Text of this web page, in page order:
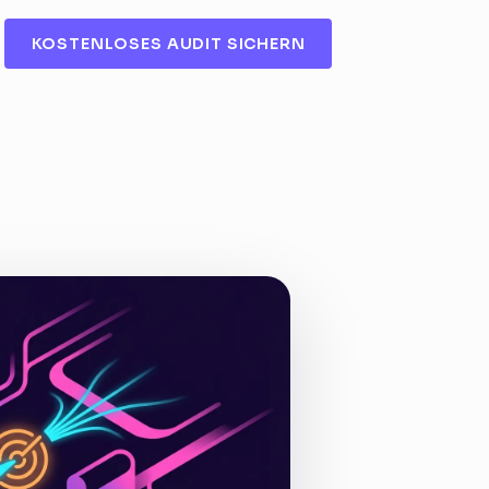
KOSTENLOSES AUDIT SICHERN